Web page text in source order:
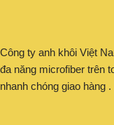
Công ty anh khôi Việt
đa năng microfiber trên
nhanh chóng giao hàng .